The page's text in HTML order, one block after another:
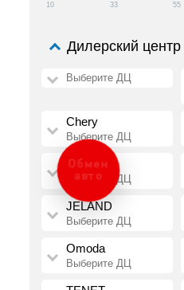
Дилерский центр
Выберите ДЦ
Chery
Выберите ДЦ
HAVAL
Выберите ДЦ
JELAND
Выберите ДЦ
Omoda
Выберите ДЦ
10 33 55
Обмен
авто